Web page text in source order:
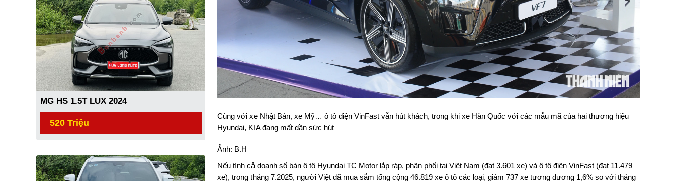
Cùng với xe Nhật Bản, xe Mỹ… ô tô điện VinFast vẫn hút khách, trong khi xe Hàn Quốc với các mẫu mã của hai thương hiệu
Hyundai, KIA đang mất dần sức hút
Ảnh: B.H
Nếu tính cả doanh số bán ô tô Hyundai TC Motor lắp ráp, phân phối tại Việt Nam (đạt 3.601 xe) và ô tô điện VinFast (đạt 11.479
xe), trong tháng 7.2025, người Việt đã mua sắm tổng cộng 46.819 xe ô tô các loại, giảm 737 xe tương đương 1,6% so với tháng
MG HS 1.5T LUX 2024
520 Triệu